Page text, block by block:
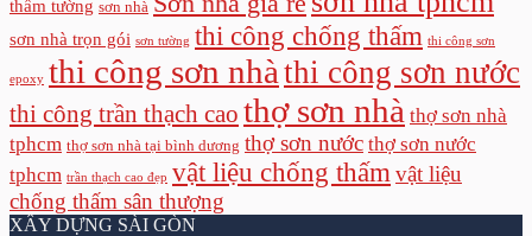
thấm tường sơn nhà
sơn nhà trọn gói sơn tường thi công chống thấm thi công sơn
epoxy thi công sơn nhà thi công sơn nước
thi công trần thạch cao thợ sơn nhà thợ sơn nhà
tphcm thợ sơn nhà tại bình dương thợ sơn nước thợ sơn nước
tphcm trần thạch cao đẹp vật liệu chống thấm vật liệu
chống thấm sân thượng
XÂY DỰNG SÀI GÒN